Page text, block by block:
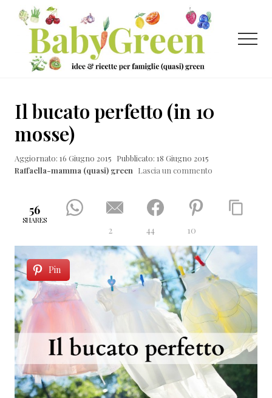
Menu
Passa
contenuto
principale
Passa
laterale
primaria
Passa
ricette
per
famiglie
Menu
Il bucato perfetto (in 10
mosse)
Aggiornato: 16 Giugno 2015 Pubblicato: 18 Giugno 2015
Raffaella-mamma (quasi) green Lascia un commento
56
SHARES
2 44 10
Pin